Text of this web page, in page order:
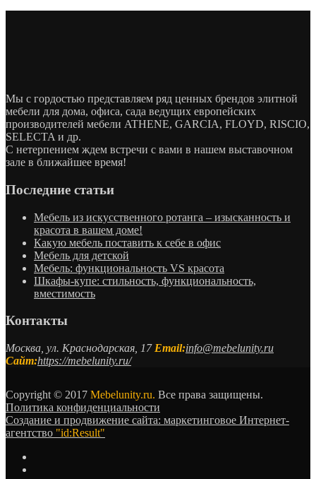
Мы с гордостью представляем ряд ценных брендов элитной
мебели для дома, офиса, сада ведущих европейских
производителей мебели ATHENE, GARCIA, FLOYD, RISCIO,
SELECTA и др.
С нетерпением ждем встречи с вами в нашем выставочном
зале в ближайшее время!
Последние статьи
Мебель из искусственного ротанга – изысканность и
красота в вашем доме!
Какую мебель поставить к себе в офис
Мебель для детской
Мебель: функциональность VS красота
Шкафы-купе: стильность, функциональность,
вместимость
Контакты
Москва, ул. Краснодарская, 17 Email:info@mebelunity.ru
Сайт:https://mebelunity.ru/
Copyright © 2017 Mebelunity.ru. Все права защищены.
Политика конфиденциальности
Создание и продвижение сайта: маркетинговое Интернет-
агентство "id:Result"